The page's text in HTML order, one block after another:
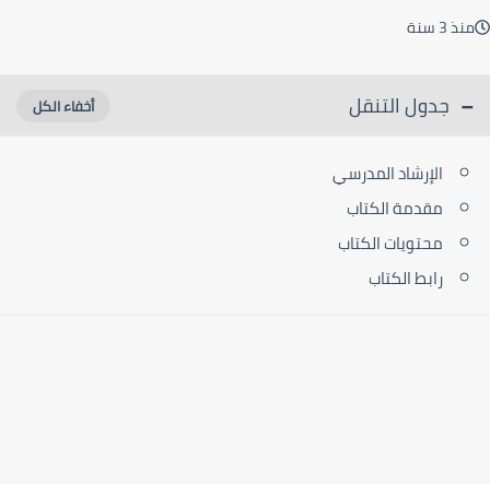
منذ 3 سنة
جدول التنقل
الإرشاد المدرسي
مقدمة الكتاب
محتويات الكتاب
رابط الكتاب